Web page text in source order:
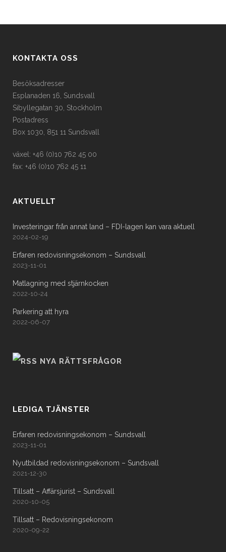
KONTAKTA OSS
Besöksadresser
Esplanaden 16, Sundsvall
Sibyllegatan 30, Stockholm
Postadress
Box 1030, 851 11 Sundsvall
växel: +46 (0)10 762 45 00
fax: +46 (0)10 762 45 11
AKTUELLT
Investeringar från annat land – FDI-lagen kan vara aktuell
2024-02-19
Erfaren redovisningsekonom – Sundsvall
2023-11-01
Matlagning med stjärnkocken
2022-10-24
Parkering att hyra
2022-06-07
NYA RÄTTSFRÅGOR
LEDIGA TJÄNSTER
Erfaren redovisningsekonom – Sundsvall
2023-11-01
Nyutbildad redovisningsekonom – Sundsvall
2021-12-30
Tillsatt – Affärsjurist – Sundsvall
2020-10-05
Tillsatt – Redovisningsekonom
2020-09-22